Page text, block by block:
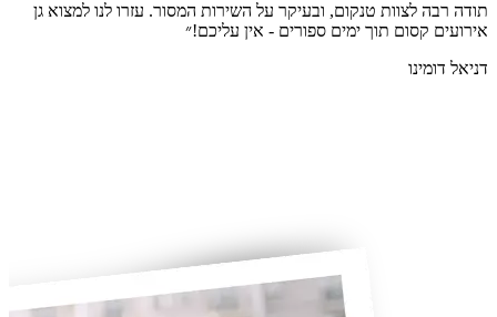
תודה רבה לצוות טנקום, ובעיקר על השירות המסור. עזרו לנו למצוא גן
אירועים קסום תוך ימים ספורים - אין עליכם!״
דניאל דומינו